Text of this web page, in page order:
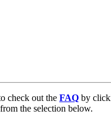
check out the FAQ by
the selection below.